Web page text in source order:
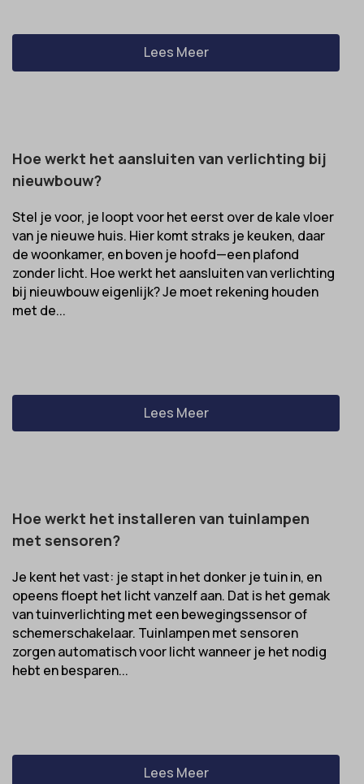
Lees Meer
Hoe werkt het aansluiten van verlichting bij
nieuwbouw?
Stel je voor, je loopt voor het eerst over de kale vloer
van je nieuwe huis. Hier komt straks je keuken, daar
de woonkamer, en boven je hoofd—een plafond
zonder licht. Hoe werkt het aansluiten van verlichting
bij nieuwbouw eigenlijk? Je moet rekening houden
met de...
Lees Meer
Hoe werkt het installeren van tuinlampen
met sensoren?
Je kent het vast: je stapt in het donker je tuin in, en
opeens floept het licht vanzelf aan. Dat is het gemak
van tuinverlichting met een bewegingssensor of
schemerschakelaar. Tuinlampen met sensoren
zorgen automatisch voor licht wanneer je het nodig
hebt en besparen...
Lees Meer